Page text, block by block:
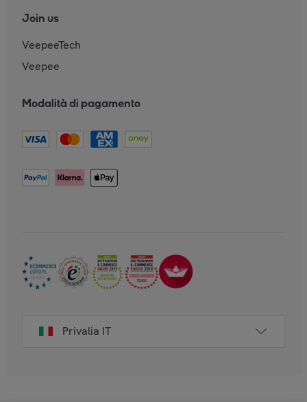
Join us
VeepeeTech
Veepee
Modalità di pagamento
Privalia IT